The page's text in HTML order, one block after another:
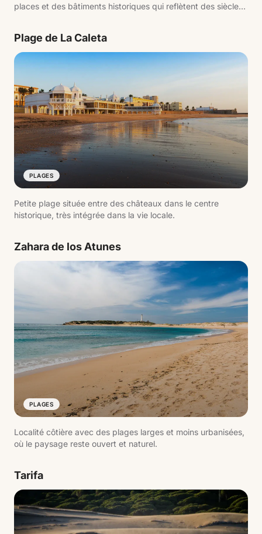
places et des bâtiments historiques qui reflètent des siècles
Plage de La Caleta
PLAGES
Petite plage située entre des châteaux dans le centre
historique, très intégrée dans la vie locale.
Zahara de los Atunes
PLAGES
Localité côtière avec des plages larges et moins urbanisées,
où le paysage reste ouvert et naturel.
Tarifa